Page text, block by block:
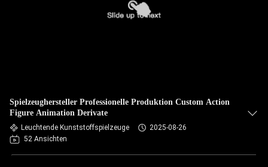
Spielzeughersteller Professionelle Produktion Custom Action
Figure Animation Derivate
Leuchtende Kunststoffspielzeuge
2025-08-26
52 Ansichten